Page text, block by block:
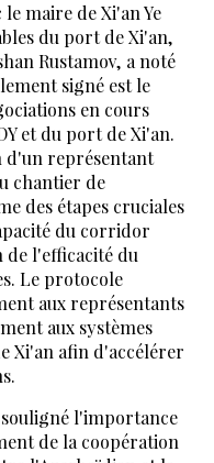
maire de Xi'an Ye
du port de Xi'an,
Rustamov, a noté
signé est le
en cours
et du port de Xi'an.
représentant
chantier de
des étapes cruciales
du corridor
l'efficacité du
Le protocole
aux représentants
aux systèmes
Xi'an afin d'accélérer
l'importance
de la coopération